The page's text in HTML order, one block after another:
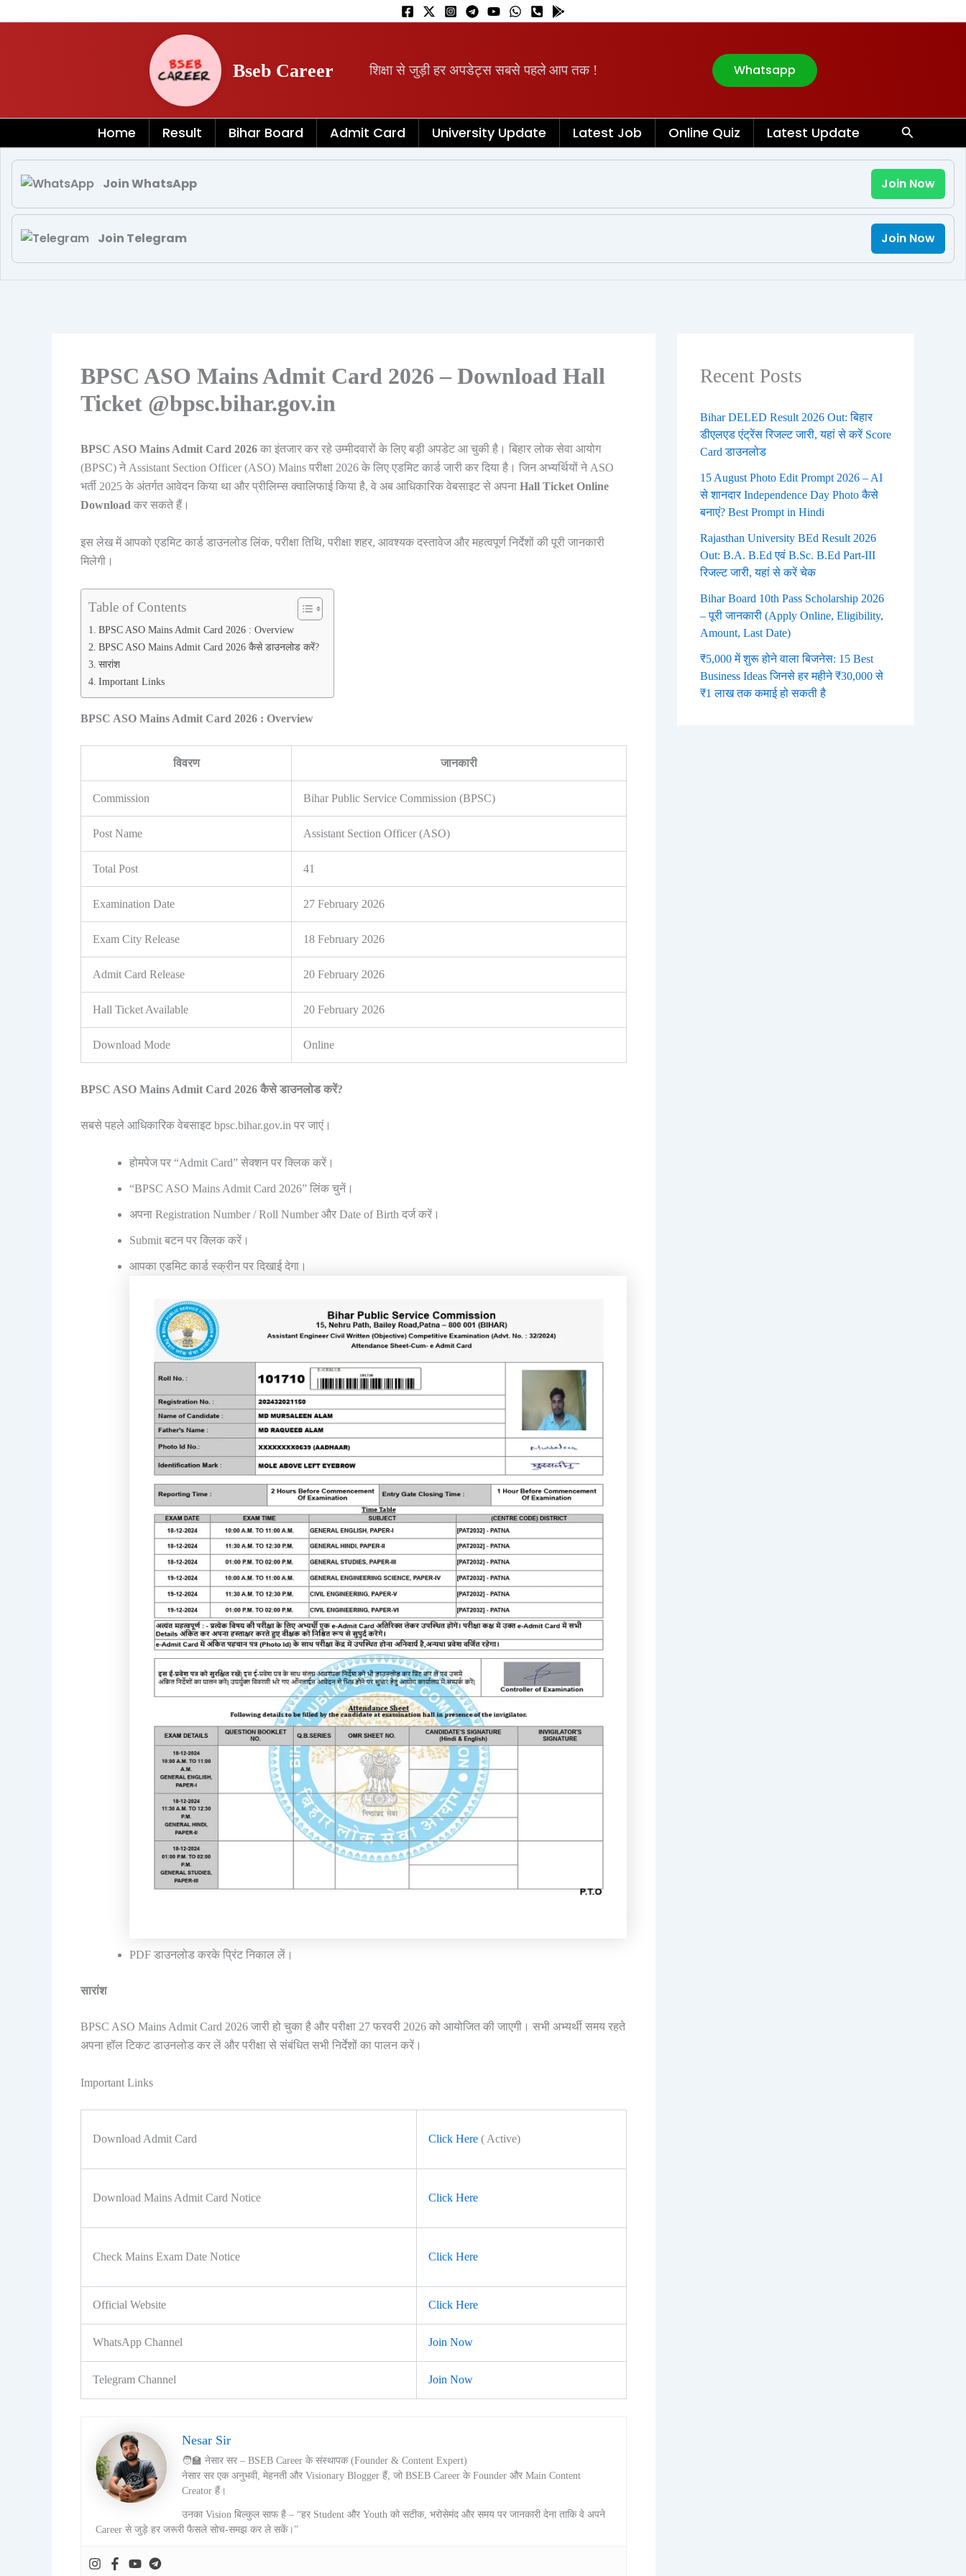
to
Bseb Career शिक्षा से जुड़ी हर अपडेट्स सबसे पहले आप तक ! Whatsapp
Home Result Bihar Board Admit Card University Update Latest Job Online Quiz Latest Update Search
Join WhatsApp Join Now
Join Telegram Join Now
BPSC ASO Mains Admit Card 2026 – Download Hall
Ticket @bpsc.bihar.gov.in
BPSC ASO Mains Admit Card 2026 का इंतजार कर रहे उम्मीदवारों के लिए बड़ी अपडेट आ चुकी है। बिहार लोक सेवा आयोग
(BPSC) ने Assistant Section Officer (ASO) Mains परीक्षा 2026 के लिए एडमिट कार्ड जारी कर दिया है। जिन अभ्यर्थियों ने ASO
भर्ती 2025 के अंतर्गत आवेदन किया था और प्रीलिम्स क्वालिफाई किया है, वे अब आधिकारिक वेबसाइट से अपना Hall Ticket Online
Download कर सकते हैं।
इस लेख में आपको एडमिट कार्ड डाउनलोड लिंक, परीक्षा तिथि, परीक्षा शहर, आवश्यक दस्तावेज और महत्वपूर्ण निर्देशों की पूरी जानकारी
मिलेगी।
Table of Contents
BPSC ASO Mains Admit Card 2026 : Overview
BPSC ASO Mains Admit Card 2026 कैसे डाउनलोड करें?
सारांश
Important Links
BPSC ASO Mains Admit Card 2026 : Overview
विवरण जानकारी
Commission Bihar Public Service Commission (BPSC)
Post Name Assistant Section Officer (ASO)
Total Post 41
Examination Date 27 February 2026
Exam City Release 18 February 2026
Admit Card Release 20 February 2026
Hall Ticket Available 20 February 2026
Download Mode Online
BPSC ASO Mains Admit Card 2026 कैसे डाउनलोड करें?
सबसे पहले आधिकारिक वेबसाइट bpsc.bihar.gov.in पर जाएं।
होमपेज पर “Admit Card” सेक्शन पर क्लिक करें।
“BPSC ASO Mains Admit Card 2026” लिंक चुनें।
अपना Registration Number / Roll Number और Date of Birth दर्ज करें।
Submit बटन पर क्लिक करें।
आपका एडमिट कार्ड स्क्रीन पर दिखाई देगा।
PDF डाउनलोड करके प्रिंट निकाल लें।
सारांश
BPSC ASO Mains Admit Card 2026 जारी हो चुका है और परीक्षा 27 फरवरी 2026 को आयोजित की जाएगी। सभी अभ्यर्थी समय रहते
अपना हॉल टिकट डाउनलोड कर लें और परीक्षा से संबंधित सभी निर्देशों का पालन करें।
Important Links
Download Admit Card Click Here ( Active)
Download Mains Admit Card Notice Click Here
Check Mains Exam Date Notice Click Here
Official Website Click Here
WhatsApp Channel Join Now
Telegram Channel Join Now
Nesar Sir
🧑‍🏫 नेसार सर – BSEB Career के संस्थापक (Founder & Content Expert)
नेसार सर एक अनुभवी, मेहनती और Visionary Blogger हैं, जो BSEB Career के Founder और Main Content
Creator हैं।
उनका Vision बिल्कुल साफ है – “हर Student और Youth को सटीक, भरोसेमंद और समय पर जानकारी देना ताकि वे अपने
Career से जुड़े हर जरूरी फैसले सोच-समझ कर ले सकें।”
Recent Posts
Bihar DELED Result 2026 Out: बिहार
डीएलएड एंट्रेंस रिजल्ट जारी, यहां से करें Score
Card डाउनलोड
15 August Photo Edit Prompt 2026 – AI
से शानदार Independence Day Photo कैसे
बनाएं? Best Prompt in Hindi
Rajasthan University BEd Result 2026
Out: B.A. B.Ed एवं B.Sc. B.Ed Part-III
रिजल्ट जारी, यहां से करें चेक
Bihar Board 10th Pass Scholarship 2026
– पूरी जानकारी (Apply Online, Eligibility,
Amount, Last Date)
₹5,000 में शुरू होने वाला बिजनेस: 15 Best
Business Ideas जिनसे हर महीने ₹30,000 से
₹1 लाख तक कमाई हो सकती है